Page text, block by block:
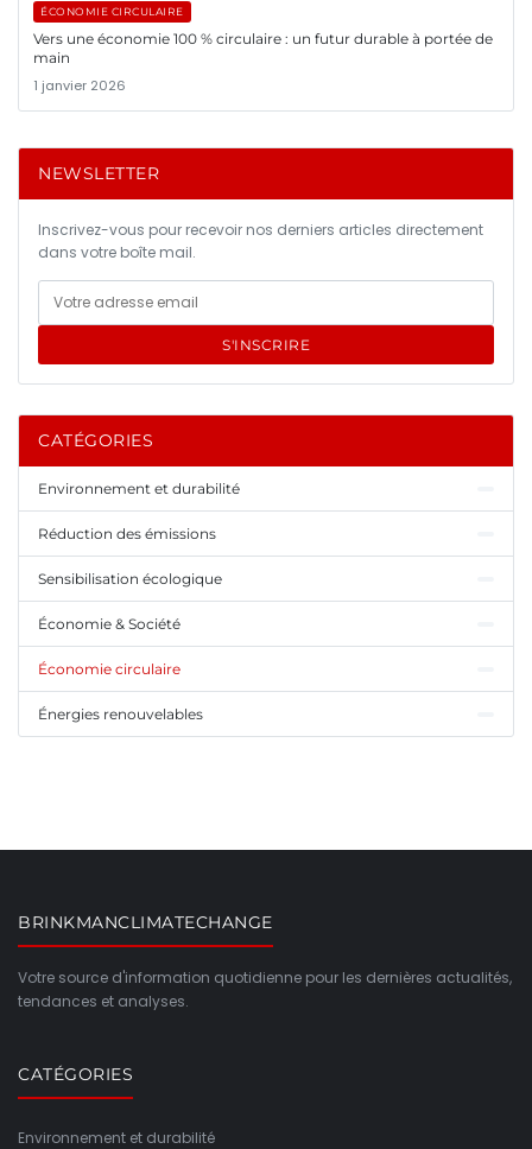
ÉCONOMIE CIRCULAIRE
Vers une économie 100 % circulaire : un futur durable à portée de
main
1 janvier 2026
NEWSLETTER
Inscrivez-vous pour recevoir nos derniers articles directement
dans votre boîte mail.
S'INSCRIRE
CATÉGORIES
Environnement et durabilité
Réduction des émissions
Sensibilisation écologique
Économie & Société
Économie circulaire
Énergies renouvelables
BRINKMANCLIMATECHANGE
Votre source d'information quotidienne pour les dernières actualités,
tendances et analyses.
CATÉGORIES
Environnement et durabilité